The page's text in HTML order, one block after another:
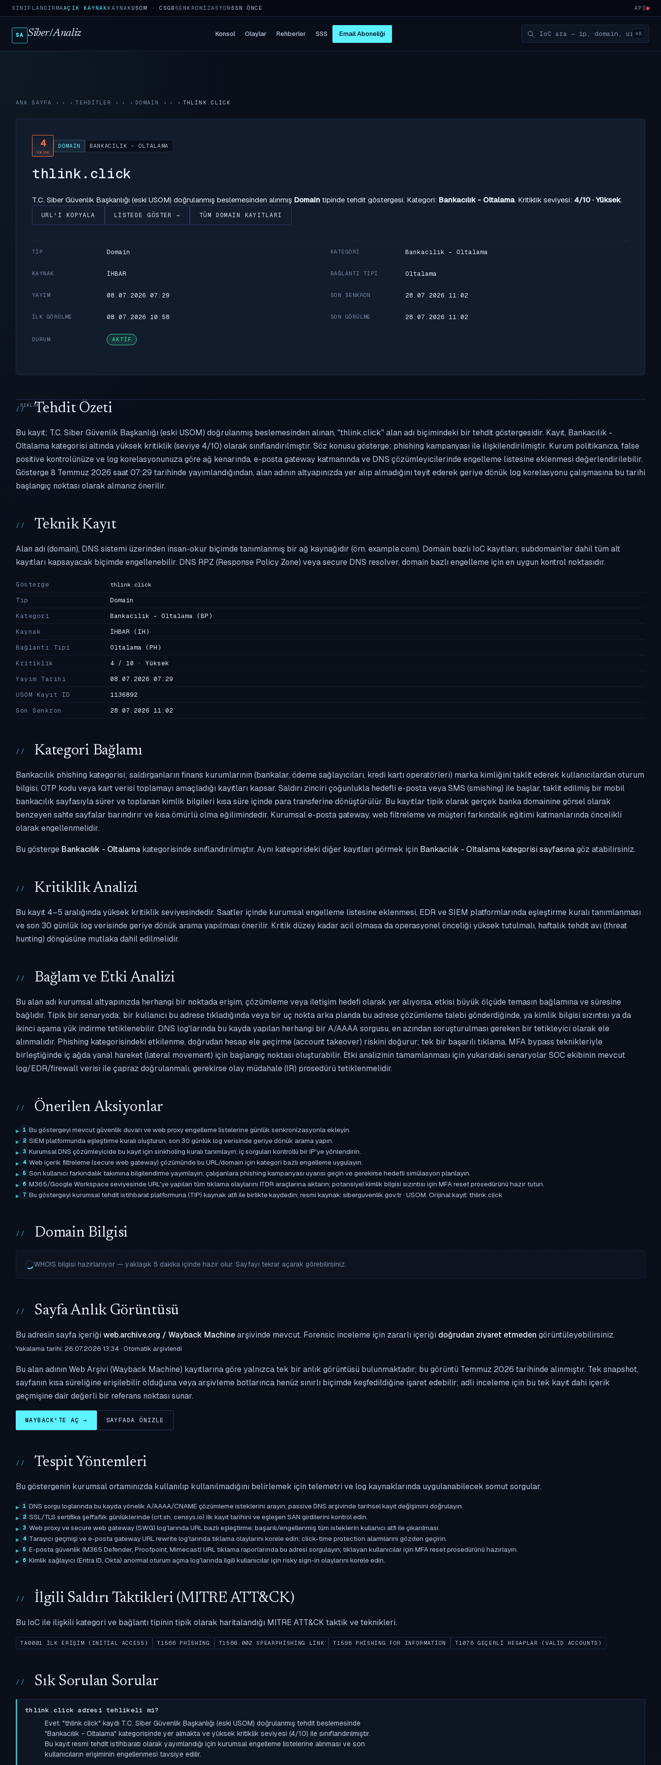
SINIFLANDIRMAAÇIK KAYNAKKAYNAKUSOM · CSGB SENKRONIZASYON 5SN ÖNCE API
SA Siber/Analiz Konsol Olaylar Rehberler SSS Email Aboneliği ⌘K
ANA SAYFA › TEHDITLER › DOMAIN › THLINK.CLICK
4
YÜKSEK
DOMAIN BANKACILIK - OLTALAMA
thlink.click
T.C. Siber Güvenlik Başkanlığı (eski USOM) doğrulanmış beslemesinden alınmış Domain tipinde tehdit göstergesi. Kategori: Bankacılık - Oltalama. Kritiklik seviyesi: 4/10 · Yüksek.
URL'I KOPYALA LISTEDE GÖSTER → TÜM DOMAIN KAYITLARI
TIP Domain KATEGORI Bankacılık - Oltalama
KAYNAK İHBAR BAĞLANTI TIPI Oltalama
YAYIM 08.07.2026 07:29 SON SENKRON 28.07.2026 11:02
İLK GÖRÜLME 08.07.2026 10:58 SON GÖRÜLME 28.07.2026 11:02
DURUM AKTIF
Tehdit Özeti
Bu kayıt; T.C. Siber Güvenlik Başkanlığı (eski USOM) doğrulanmış beslemesinden alınan, "thlink.click" alan adı biçimindeki bir tehdit göstergesidir. Kayıt, Bankacılık -
Oltalama kategorisi altında yüksek kritiklik (seviye 4/10) olarak sınıflandırılmıştır. Söz konusu gösterge; phishing kampanyası ile ilişkilendirilmiştir. Kurum politikanıza, false
positive kontrolünüze ve log korelasyonunuza göre ağ kenarında, e-posta gateway katmanında ve DNS çözümleyicilerinde engelleme listesine eklenmesi değerlendirilebilir.
Gösterge 8 Temmuz 2026 saat 07:29 tarihinde yayımlandığından, alan adının altyapınızda yer alıp almadığını teyit ederek geriye dönük log korelasyonu çalışmasına bu tarihi
başlangıç noktası olarak almanız önerilir.
Teknik Kayıt
Alan adı (domain), DNS sistemi üzerinden insan-okur biçimde tanımlanmış bir ağ kaynağıdır (örn. example.com). Domain bazlı IoC kayıtları; subdomain'ler dahil tüm alt
kayıtları kapsayacak biçimde engellenebilir. DNS RPZ (Response Policy Zone) veya secure DNS resolver, domain bazlı engelleme için en uygun kontrol noktasıdır.
Gösterge thlink.click
Tip
Domain
Kategori
Bankacılık - Oltalama (BP)
Kaynak
İHBAR (IH)
Bağlantı Tipi
Oltalama (PH)
Kritiklik
4 / 10 · Yüksek
Yayım Tarihi
08.07.2026 07:29
USOM Kayıt ID
1136892
Son Senkron
28.07.2026 11:02
Kategori Bağlamı
Bankacılık phishing kategorisi; saldırganların finans kurumlarının (bankalar, ödeme sağlayıcıları, kredi kartı operatörleri) marka kimliğini taklit ederek kullanıcılardan oturum
bilgisi, OTP kodu veya kart verisi toplamayı amaçladığı kayıtları kapsar. Saldırı zinciri çoğunlukla hedefli e-posta veya SMS (smishing) ile başlar, taklit edilmiş bir mobil
bankacılık sayfasıyla sürer ve toplanan kimlik bilgileri kısa süre içinde para transferine dönüştürülür. Bu kayıtlar tipik olarak gerçek banka domainine görsel olarak
benzeyen sahte sayfalar barındırır ve kısa ömürlü olma eğilimindedir. Kurumsal e-posta gateway, web filtreleme ve müşteri farkındalık eğitimi katmanlarında öncelikli
olarak engellenmelidir.
Bu gösterge Bankacılık - Oltalama kategorisinde sınıflandırılmıştır. Aynı kategorideki diğer kayıtları görmek için Bankacılık - Oltalama kategorisi sayfasınagöz atabilirsiniz.
Kritiklik Analizi
Bu kayıt 4–5 aralığında yüksek kritiklik seviyesindedir. Saatler içinde kurumsal engelleme listesine eklenmesi, EDR ve SIEM platformlarında eşleştirme kuralı tanımlanması
ve son 30 günlük log verisinde geriye dönük arama yapılması önerilir. Kritik düzey kadar acil olmasa da operasyonel önceliği yüksek tutulmalı, haftalık tehdit avı (threat
hunting) döngüsüne mutlaka dahil edilmelidir.
Bağlam ve Etki Analizi
Bu alan adı kurumsal altyapınızda herhangi bir noktada erişim, çözümleme veya iletişim hedefi olarak yer alıyorsa, etkisi büyük ölçüde temasın bağlamına ve süresine
bağlıdır. Tipik bir senaryoda; bir kullanıcı bu adrese tıkladığında veya bir uç nokta arka planda bu adrese çözümleme talebi gönderdiğinde, ya kimlik bilgisi sızıntısı ya da
ikinci aşama yük indirme tetiklenebilir. DNS log'larında bu kayda yapılan herhangi bir A/AAAA sorgusu, en azından soruşturulması gereken bir tetikleyici olarak ele
alınmalıdır. Phishing kategorisindeki etkilenme, doğrudan hesap ele geçirme (account takeover) riskini doğurur; tek bir başarılı tıklama, MFA bypass teknikleriyle
birleştiğinde iç ağda yanal hareket (lateral movement) için başlangıç noktası oluşturabilir. Etki analizinin tamamlanması için yukarıdaki senaryolar SOC ekibinin mevcut
log/EDR/firewall verisi ile çapraz doğrulanmalı, gerekirse olay müdahale (IR) prosedürü tetiklenmelidir.
Önerilen Aksiyonlar
1 Bu göstergeyi mevcut güvenlik duvarı ve web proxy engelleme listelerine günlük senkronizasyonla ekleyin.
2 SIEM platformunda eşleştirme kuralı oluşturun; son 30 günlük log verisinde geriye dönük arama yapın.
3 Kurumsal DNS çözümleyicide bu kayıt için sinkholing kuralı tanımlayın; iç sorguları kontrollü bir IP'ye yönlendirin.
4 Web içerik filtreleme (secure web gateway) çözümünde bu URL/domain için kategori bazlı engelleme uygulayın.
5 Son kullanıcı farkındalık takımına bilgilendirme yayımlayın; çalışanlara phishing kampanyası uyarısı geçin ve gerekirse hedefli simülasyon planlayın.
6 M365/Google Workspace seviyesinde URL'ye yapılan tüm tıklama olaylarını ITDR araçlarına aktarın; potansiyel kimlik bilgisi sızıntısı için MFA reset prosedürünü hazır tutun.
7 Bu göstergeyi kurumsal tehdit istihbarat platformuna (TIP) kaynak atfı ile birlikte kaydedin; resmi kaynak: siberguvenlik.gov.tr · USOM. Orijinal kayıt: thlink.click
Domain Bilgisi
WHOIS bilgisi hazırlanıyor — yaklaşık 5 dakika içinde hazır olur. Sayfayı tekrar açarak görebilirsiniz.
Sayfa Anlık Görüntüsü
Bu adresin sayfa içeriği web.archive.org / Wayback Machinearşivinde mevcut. Forensic inceleme için zararlı içeriği doğrudan ziyaret etmeden görüntüleyebilirsiniz.
Yakalama tarihi: 26.07.2026 13:34 · Otomatik arşivlendi
Bu alan adının Web Arşivi (Wayback Machine) kayıtlarına göre yalnızca tek bir anlık görüntüsü bulunmaktadır; bu görüntü Temmuz 2026 tarihinde alınmıştır. Tek snapshot,
sayfanın kısa süreliğine erişilebilir olduğuna veya arşivleme botlarınca henüz sınırlı biçimde keşfedildiğine işaret edebilir; adli inceleme için bu tek kayıt dahi içerik
geçmişine dair değerli bir referans noktası sunar.
WAYBACK'TE AÇ → SAYFADA ÖNIZLE
Tespit Yöntemleri
Bu göstergenin kurumsal ortamınızda kullanılıp kullanılmadığını belirlemek için telemetri ve log kaynaklarında uygulanabilecek somut sorgular.
1 DNS sorgu loglarında bu kayda yönelik A/AAAA/CNAME çözümleme isteklerini arayın; passive DNS arşivinde tarihsel kayıt değişimini doğrulayın.
2 SSL/TLS sertifika şeffaflık günlüklerinde (crt.sh, censys.io) ilk kayıt tarihini ve eşleşen SAN girdilerini kontrol edin.
3 Web proxy ve secure web gateway (SWG) log'larında URL bazlı eşleştirme; başarılı/engellenmiş tüm isteklerin kullanıcı atfı ile çıkarılması.
4 Tarayıcı geçmişi ve e-posta gateway URL rewrite log'larında tıklama olaylarını korele edin; click-time protection alarmlarını gözden geçirin.
5 E-posta güvenlik (M365 Defender, Proofpoint, Mimecast) URL tıklama raporlarında bu adresi sorgulayın; tıklayan kullanıcılar için MFA reset prosedürünü hazırlayın.
6 Kimlik sağlayıcı (Entra ID, Okta) anormal oturum açma log'larında ilgili kullanıcılar için risky sign-in olaylarını korele edin.
İlgili Saldırı Taktikleri (MITRE ATT&CK)
Bu IoC ile ilişkili kategori ve bağlantı tipinin tipik olarak haritalandığı MITRE ATT&CK taktik ve teknikleri.
TA0001 İLK ERIŞIM (INITIAL ACCESS) T1566 PHISHING T1566.002 SPEARPHISHING LINK T1598 PHISHING FOR INFORMATION T1078 GEÇERLI HESAPLAR (VALID ACCOUNTS)
Sık Sorulan Sorular
thlink.click adresi tehlikeli mi?
Evet. "thlink.click" kaydı T.C. Siber Güvenlik Başkanlığı (eski USOM) doğrulanmış tehdit beslemesinde
"Bankacılık - Oltalama" kategorisinde yer almakta ve yüksek kritiklik seviyesi (4/10) ile sınıflandırılmıştır.
Bu kayıt resmi tehdit istihbaratı olarak yayımlandığı için kurumsal engelleme listelerine alınması ve son
kullanıcıların erişiminin engellenmesi tavsiye edilir.